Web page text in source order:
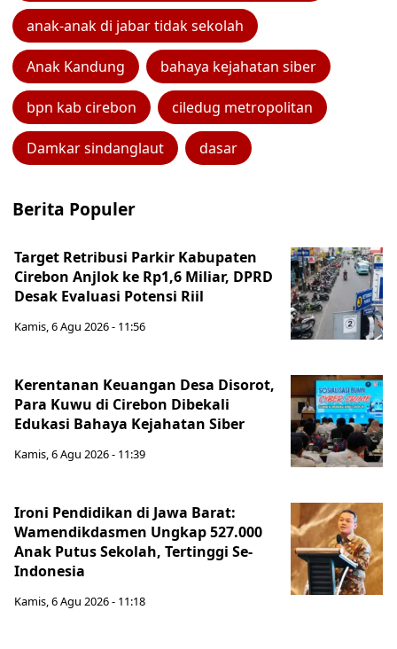
anak-anak di jabar tidak sekolah
Anak Kandung bahaya kejahatan siber
bpn kab cirebon ciledug metropolitan
Damkar sindanglaut dasar
Berita Populer
Target Retribusi Parkir Kabupaten
Cirebon Anjlok ke Rp1,6 Miliar, DPRD
Desak Evaluasi Potensi Riil
Kamis, 6 Agu 2026 - 11:56
Kerentanan Keuangan Desa Disorot,
Para Kuwu di Cirebon Dibekali
Edukasi Bahaya Kejahatan Siber
Kamis, 6 Agu 2026 - 11:39
Ironi Pendidikan di Jawa Barat:
Wamendikdasmen Ungkap 527.000
Anak Putus Sekolah, Tertinggi Se-
Indonesia
Kamis, 6 Agu 2026 - 11:18